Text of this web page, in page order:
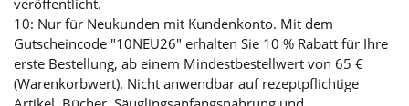
veröffentlicht.
10: Nur für Neukunden mit Kundenkonto. Mit dem
Gutscheincode "10NEU26" erhalten Sie 10 % Rabatt für Ihre
erste Bestellung, ab einem Mindestbestellwert von 65 €
(Warenkorbwert). Nicht anwendbar auf rezeptpflichtige